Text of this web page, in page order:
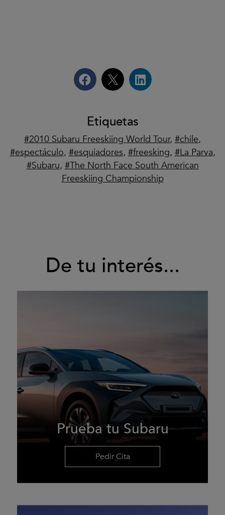
Etiquetas
2010 Subaru Freeskiing World Tour, chile,
espectáculo, esquiadores, freesking, La Parva,
Subaru, The North Face South American
Freeskiing Championship
De tu interés...
Prueba tu Subaru
Pedir Cita